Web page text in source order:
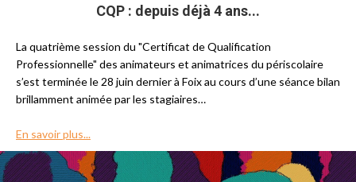
CQP : depuis déjà 4 ans...
La quatrième session du "Certificat de Qualification
Professionnelle" des animateurs et animatrices du périscolaire
s’est terminée le 28 juin dernier à Foix au cours d’une séance bilan
brillamment animée par les stagiaires…
En savoir plus...